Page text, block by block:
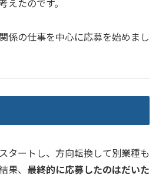
係の仕事を中心に応募を始めまし
タートし、方向転換して別業種も
果、 最終的に応募したのはだいた